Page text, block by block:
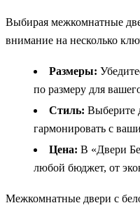
Выбирая межкомнатные
внимание на несколько
Размеры:
по размеру для
Стиль: Выберите
гармонировать с
Цена: В «Двери
любой бюджет, от
Межкомнатные двери с